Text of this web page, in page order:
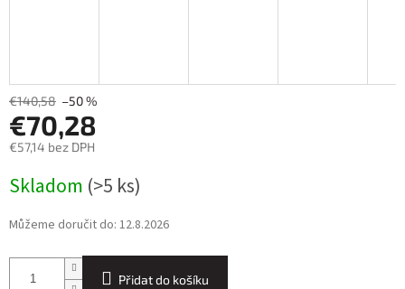
€140,58 –50 %
€70,28
€57,14 bez DPH
cena:
Skladom (>5 ks)
Můžeme doručit do: 12.8.2026
Přidat do košíku